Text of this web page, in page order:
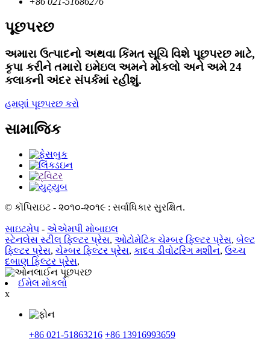
પૂછપરછ
અમારા ઉત્પાદનો અથવા કિંમત સૂચિ વિશે પૂછપરછ માટે,
કૃપા કરીને તમારો ઇમેઇલ અમને મોકલો અને અમે 24
કલાકની અંદર સંપર્કમાં રહીશું.
હમણાં પૂછપરછ કરો
સામાજિક
© કૉપિરાઇટ - ૨૦૧૦-૨૦૧૯ : સર્વાધિકાર સુરક્ષિત.
સાઇટમેપ - એએમપી મોબાઇલ
સ્ટેનલેસ સ્ટીલ ફિલ્ટર પ્રેસ, ઓટોમેટિક ચેમ્બર ફિલ્ટર પ્રેસ, બેલ્ટ
ફિલ્ટર પ્રેસ, ચેમ્બર ફિલ્ટર પ્રેસ, કાદવ ડીવોટરિંગ મશીન, ઉચ્ચ
દબાણ ફિલ્ટર પ્રેસ,
ઈમેલ મોકલો
x
+86 021-51863216 +86 13916993659